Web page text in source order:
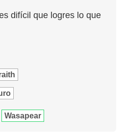
difícil que logres lo que
Wasapear